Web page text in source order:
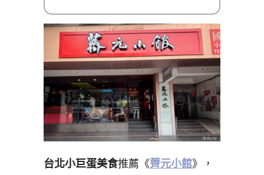
台北小巨蛋美食推薦《薺元小館》，